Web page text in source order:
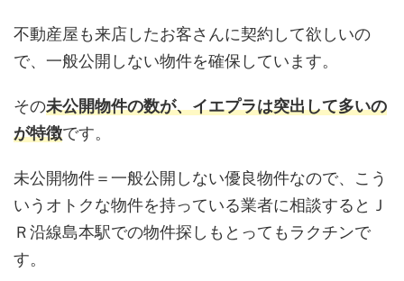
不動産屋も来店したお客さんに契約して欲しいの
で、一般公開しない物件を確保しています。
その未公開物件の数が、イエプラは突出して多いの
が特徴です。
未公開物件＝一般公開しない優良物件なので、こう
いうオトクな物件を持っている業者に相談するとＪ
Ｒ沿線島本駅での物件探しもとってもラクチンで
す。